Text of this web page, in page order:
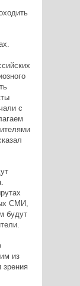
с
СМИ,
будут
из
зрения